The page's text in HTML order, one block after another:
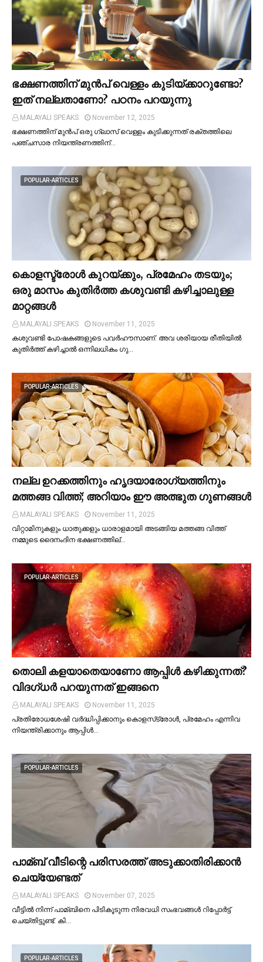
ഭക്ഷണത്തിന് മുന്‍പ് വെള്ളം കുടിയ്ക്കാറുണ്ടോ?
ഇത് നല്ലതാണോ? പഠനം പറയുന്നു
MALAYALI SPEAKS
November 12, 2025
ഭക്ഷണത്തിന് മുന്‍പ് ഒരു ഗ്ലാസ് വെള്ളം കുടിക്കുന്നത് രക്തത്തിലെ
പഞ്ചസാര നിയന്ത്രണത്തിന്…
POPULAR-ARTICLES
കൊളസ്ട്രോള്‍ കുറയ്ക്കും, പ്രമേഹം തടയും;
ഒരു മാസം കുതിര്‍ത്ത കശുവണ്ടി കഴിച്ചാലുള്ള
മാറ്റങ്ങള്‍
MALAYALI SPEAKS
November 11, 2025
കശുവണ്ടി പോഷകങ്ങളുടെ പവർഹൗസാണ്. അവ ശരിയായ രീതിയില്‍
കുതിർത്ത് കഴിച്ചാല്‍ ഒന്നിലധികം ഗു…
POPULAR-ARTICLES
നല്ല ഉറക്കത്തിനും ഹൃദയാരോഗ്യത്തിനും
മത്തങ്ങ വിത്ത്; അറിയാം ഈ അത്ഭുത ഗുണങ്ങള്‍
MALAYALI SPEAKS
November 11, 2025
വിറ്റാമിനുകളും ധാതുക്കളും ധാരാളമായി അടങ്ങിയ മത്തങ്ങ വിത്ത്
നമ്മുടെ ദൈനംദിന ഭക്ഷണത്തില്…
POPULAR-ARTICLES
തൊലി കളയാതെയാണോ ആപ്പിള്‍ കഴിക്കുന്നത്?
വിദഗ്ധര്‍ പറയുന്നത് ഇങ്ങനെ
MALAYALI SPEAKS
November 11, 2025
പ്രതിരോധശേഷി വർദ്ധിപ്പിക്കാനും കൊളസ്‌ട്രോള്‍, പ്രമേഹം എന്നിവ
നിയന്ത്രിക്കാനും ആപ്പിള്‍…
POPULAR-ARTICLES
പാമ്ബ് വീടിന്റെ പരിസരത്ത് അടുക്കാതിരിക്കാൻ
ചെയ്യേണ്ടത്
MALAYALI SPEAKS
November 07, 2025
വീട്ടില്‍ നിന്ന് പാമ്ബിനെ പിടികൂടുന്ന നിരവധി സംഭവങ്ങള്‍ റിപ്പോർട്ട്
ചെയ്തിട്ടുണ്ട്. കി…
POPULAR-ARTICLES